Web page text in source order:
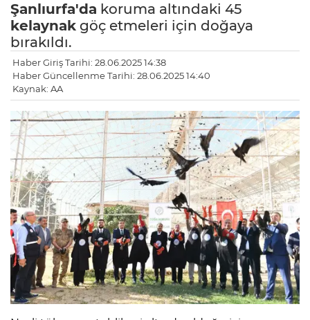
Şanlıurfa'da koruma altındaki 45
kelaynak göç etmeleri için doğaya
bırakıldı.
Haber Giriş Tarihi: 28.06.2025 14:38
Haber Güncellenme Tarihi: 28.06.2025 14:40
Kaynak: AA